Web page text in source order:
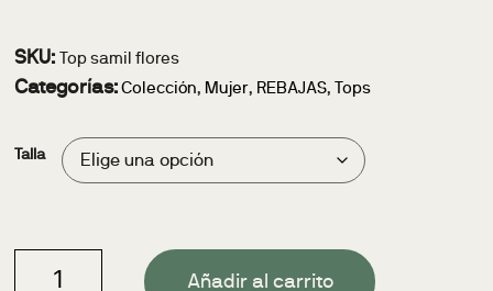
SKU: Top samil flores
Categorías:Colección, Mujer, REBAJAS, Tops
Talla
Añadir al carrito